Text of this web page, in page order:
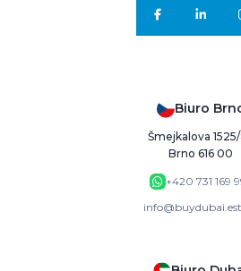
Biuro
Šmejkalova
Brno 616 00
+420 731 169